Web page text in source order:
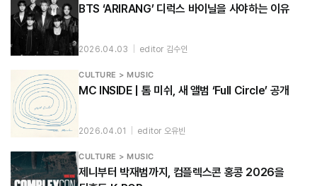
BTS ‘ARIRANG’ 디럭스 바이닐을 사야하는 이유
2026.04.03 editor 김수인
CULTURE > MUSIC
MC INSIDE | 톰 미쉬, 새 앨범 ‘Full Circle’ 공개
2026.04.01 editor 오유빈
CULTURE > MUSIC
제니부터 박재범까지, 컴플렉스콘 홍콩 2026을